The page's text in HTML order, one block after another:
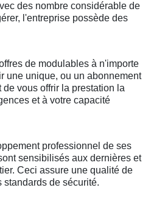
des nombre considérable de
l'entreprise possède des
de modulables à n'importe
une unique, ou un abonnement
vous offrir la prestation la
et à votre capacité
professionnel de ses
sensibilisés aux dernières et
Ceci assure une qualité de
de sécurité.